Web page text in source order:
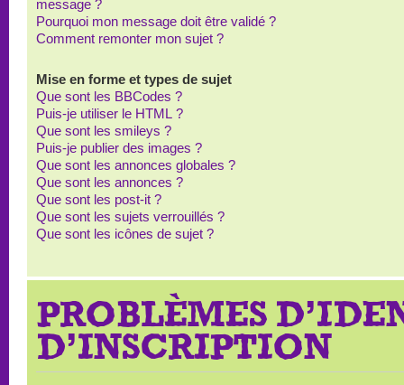
message ?
Pourquoi mon message doit être validé ?
Comment remonter mon sujet ?
Mise en forme et types de sujet
Que sont les BBCodes ?
Puis-je utiliser le HTML ?
Que sont les smileys ?
Puis-je publier des images ?
Que sont les annonces globales ?
Que sont les annonces ?
Que sont les post-it ?
Que sont les sujets verrouillés ?
Que sont les icônes de sujet ?
PROBLÈMES
D’INSCRIPTION